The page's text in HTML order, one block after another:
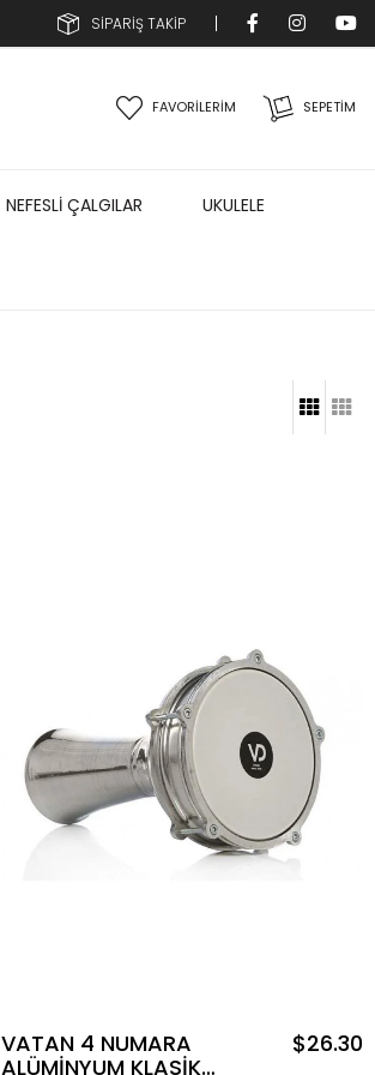
SİPARİŞ TAKİP
SEPETIM
FAVORİLERİM
NEFESLİ ÇALGILAR UKULELE
VATAN 4 NUMARA
ALÜMİNYUM KLASİK
$26.30